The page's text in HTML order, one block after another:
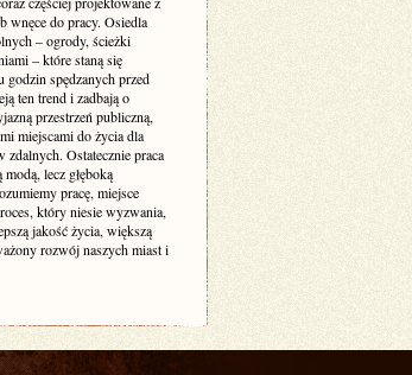
wnęce do pracy. Osiedla
– ogrody, ścieżki
– które staną się
godzin spędzanych przed
ten trend i zadbają o
przestrzeń publiczną,
miejscami do życia dla
Ostatecznie praca
lecz głęboką
pracę, miejsce
który niesie wyzwania,
jakość życia, większą
rozwój naszych miast i